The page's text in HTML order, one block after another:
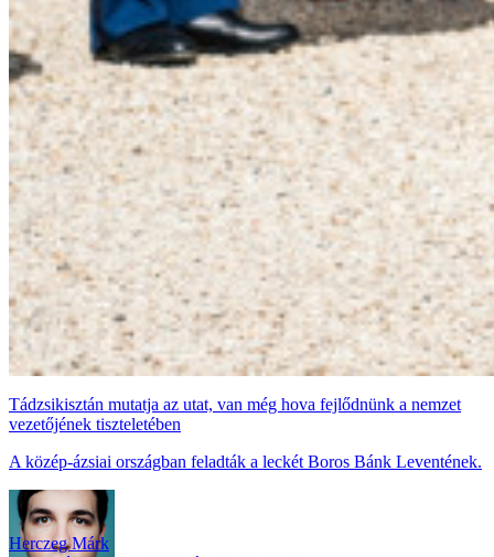
Tádzsikisztán mutatja az utat, van még hova fejlődnünk a nemzet
vezetőjének tiszteletében
A közép-ázsiai országban feladták a leckét Boros Bánk Leventének.
Herczeg Márk